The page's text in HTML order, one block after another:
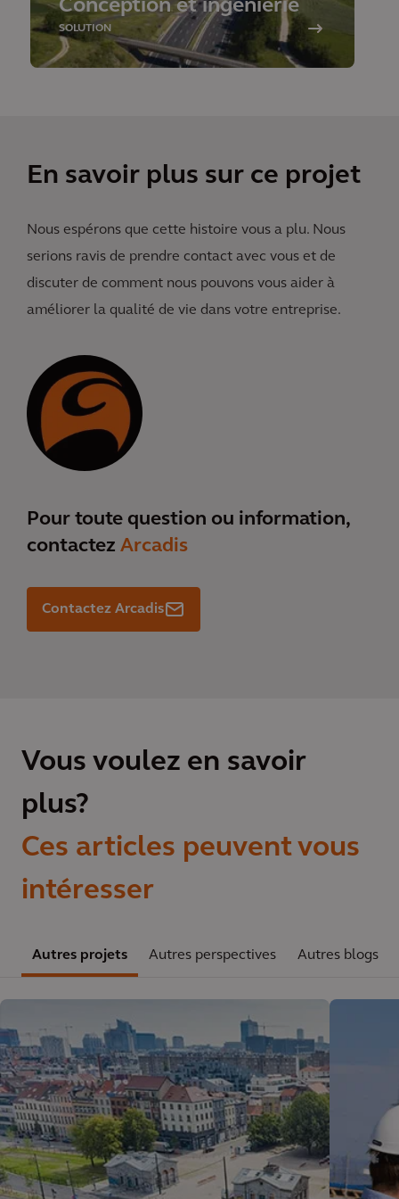
Conception et ingénierie
SOLUTION
En savoir plus sur ce projet
Nous espérons que cette histoire vous a plu. Nous
serions ravis de prendre contact avec vous et de
discuter de comment nous pouvons vous aider à
améliorer la qualité de vie dans votre entreprise.
Pour toute question ou information,
contactez Arcadis
Contactez Arcadis
Vous voulez en savoir
plus?
Ces articles peuvent vous
intéresser
Autres projets Autres perspectives Autres blogs